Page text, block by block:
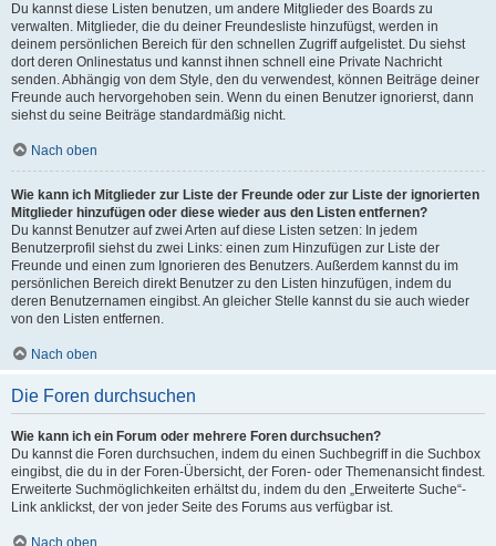
Du kannst diese Listen benutzen, um andere Mitglieder des Boards zu
verwalten. Mitglieder, die du deiner Freundesliste hinzufügst, werden in
deinem persönlichen Bereich für den schnellen Zugriff aufgelistet. Du siehst
dort deren Onlinestatus und kannst ihnen schnell eine Private Nachricht
senden. Abhängig von dem Style, den du verwendest, können Beiträge deiner
Freunde auch hervorgehoben sein. Wenn du einen Benutzer ignorierst, dann
siehst du seine Beiträge standardmäßig nicht.
Nach oben
Wie kann ich Mitglieder zur Liste der Freunde oder zur Liste der ignorierten
Mitglieder hinzufügen oder diese wieder aus den Listen entfernen?
Du kannst Benutzer auf zwei Arten auf diese Listen setzen: In jedem
Benutzerprofil siehst du zwei Links: einen zum Hinzufügen zur Liste der
Freunde und einen zum Ignorieren des Benutzers. Außerdem kannst du im
persönlichen Bereich direkt Benutzer zu den Listen hinzufügen, indem du
deren Benutzernamen eingibst. An gleicher Stelle kannst du sie auch wieder
von den Listen entfernen.
Nach oben
Die Foren durchsuchen
Wie kann ich ein Forum oder mehrere Foren durchsuchen?
Du kannst die Foren durchsuchen, indem du einen Suchbegriff in die Suchbox
eingibst, die du in der Foren-Übersicht, der Foren- oder Themenansicht findest.
Erweiterte Suchmöglichkeiten erhältst du, indem du den „Erweiterte Suche“-
Link anklickst, der von jeder Seite des Forums aus verfügbar ist.
Nach oben